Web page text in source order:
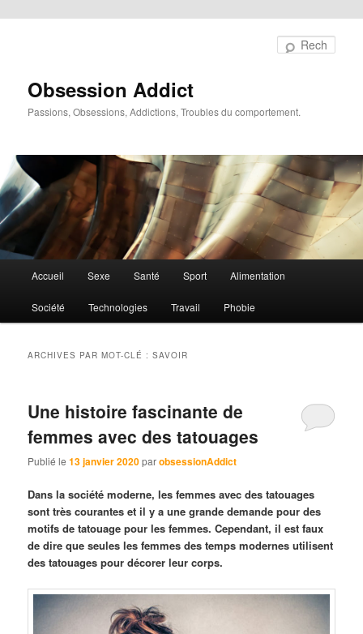
Obsession Addict
Passions, Obsessions, Addictions, Troubles du comportement.
principal
Accueil Sexe Santé Sport Alimentation
Société Technologies Travail Phobie
ARCHIVES PAR MOT-CLÉ :SAVOIR
Une histoire fascinante de
femmes avec des tatouages
Publié le13 janvier 2020parobsessionAddict
Dans la société moderne, les femmes avec des tatouages
sont très courantes et il y a une grande demande pour des
motifs de tatouage pour les femmes. Cependant, il est faux
de dire que seules les femmes des temps modernes utilisent
des tatouages pour décorer leur corps.